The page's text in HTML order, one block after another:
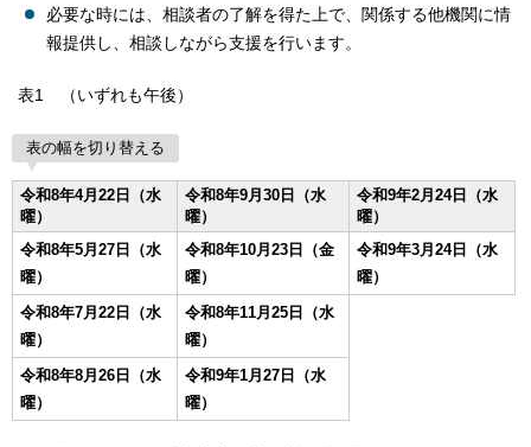
必要な時には、相談者の了解を得た上で、関係する他機関に情
報提供し、相談しながら支援を行います。
表1 （いずれも午後）
表の幅を切り替える
令和8年4月22日（水
曜）
令和8年9月30日（水
曜）
令和9年2月24日（水
曜）
令和8年5月27日（水
曜）
令和8年10月23日（金
曜）
令和9年3月24日（水
曜）
令和8年7月22日（水
曜）
令和8年11月25日（水
曜）
令和8年8月26日（水
曜）
令和9年1月27日（水
曜）